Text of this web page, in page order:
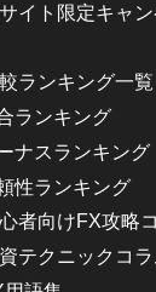
イト限定キャ
ランキング一覧
ランキング
ナスランキング
性ランキング
者向けFX攻略
テクニックコラ